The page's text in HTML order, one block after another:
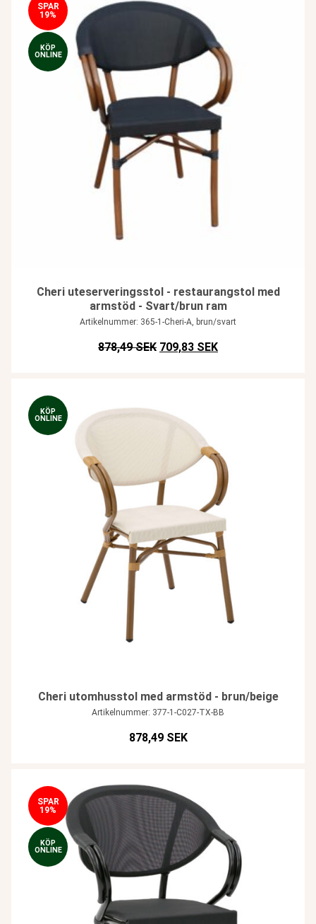
SPAR
19%
KÖP
ONLINE
Cheri uteserveringsstol - restaurangstol med
armstöd - Svart/brun ram
Artikelnummer: 365-1-Cheri-A, brun/svart
878,49 SEK Det ursprungliga priset var:
709,83 SEKDet nuvarande
KÖP
ONLINE
Cheri utomhusstol med armstöd - brun/beige
Artikelnummer: 377-1-C027-TX-BB
878,49 SEK
SPAR
19%
KÖP
ONLINE